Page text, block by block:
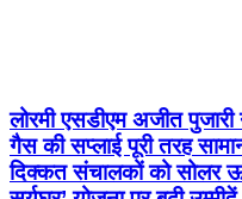
लोरमी एसडीएम अजीत
गैस की सप्लाई पूरी तरह
दिक्कत संचालकों को सोलर